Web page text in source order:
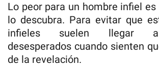
Lo peor para un hombre infiel es
lo descubra. Para evitar que
infieles suelen llegar a
desesperados cuando sienten
de la revelación.